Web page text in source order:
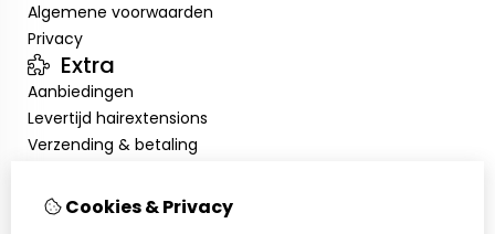
Algemene voorwaarden
Privacy
Extra
Aanbiedingen
Levertijd hairextensions
Verzending & betaling
Salonkorting
Cookies & Privacy